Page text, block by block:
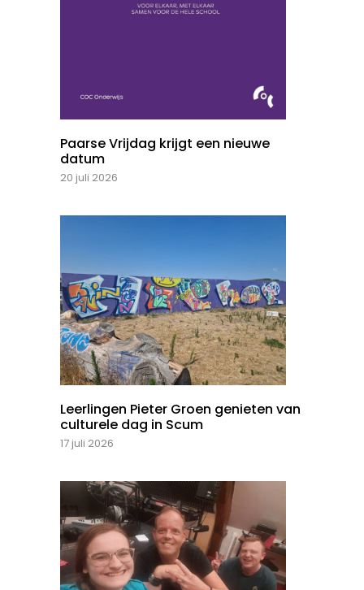
Paarse Vrijdag krijgt een nieuwe
datum
20 juli 2026
Leerlingen Pieter Groen genieten van
culturele dag in Scum
17 juli 2026